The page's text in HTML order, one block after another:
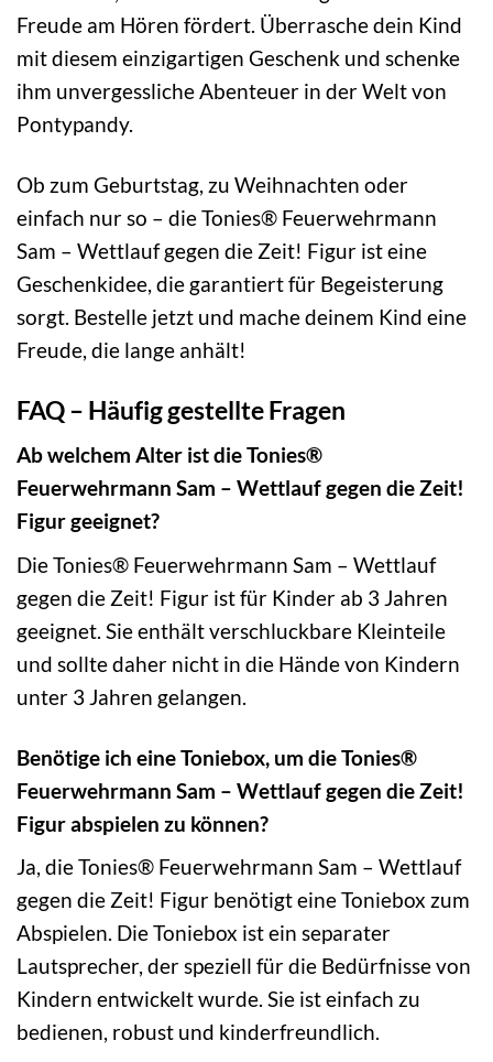
Freude am Hören fördert. Überrasche dein Kind
mit diesem einzigartigen Geschenk und schenke
ihm unvergessliche Abenteuer in der Welt von
Pontypandy.
Ob zum Geburtstag, zu Weihnachten oder
einfach nur so – die Tonies® Feuerwehrmann
Sam – Wettlauf gegen die Zeit! Figur ist eine
Geschenkidee, die garantiert für Begeisterung
sorgt. Bestelle jetzt und mache deinem Kind eine
Freude, die lange anhält!
FAQ – Häufig gestellte Fragen
Ab welchem Alter ist die Tonies®
Feuerwehrmann Sam – Wettlauf gegen die Zeit!
Figur geeignet?
Die Tonies® Feuerwehrmann Sam – Wettlauf
gegen die Zeit! Figur ist für Kinder ab 3 Jahren
geeignet. Sie enthält verschluckbare Kleinteile
und sollte daher nicht in die Hände von Kindern
unter 3 Jahren gelangen.
Benötige ich eine Toniebox, um die Tonies®
Feuerwehrmann Sam – Wettlauf gegen die Zeit!
Figur abspielen zu können?
Ja, die Tonies® Feuerwehrmann Sam – Wettlauf
gegen die Zeit! Figur benötigt eine Toniebox zum
Abspielen. Die Toniebox ist ein separater
Lautsprecher, der speziell für die Bedürfnisse von
Kindern entwickelt wurde. Sie ist einfach zu
bedienen, robust und kinderfreundlich.